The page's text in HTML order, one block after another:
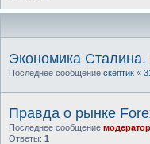
Экономика Сталина.
Последнее сообщение скептик «
Правда о рынке
Последнее сообщение модератор
Ответы: 1